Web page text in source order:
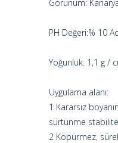
Görünüm: Kanarya
PH Değeri:% 10
Yoğunluk: 1,1 g /
Uygulama alanı:
1 Kararsız
sürtünme
2 Köpürmez,